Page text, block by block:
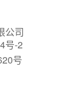
公司
号-2
号